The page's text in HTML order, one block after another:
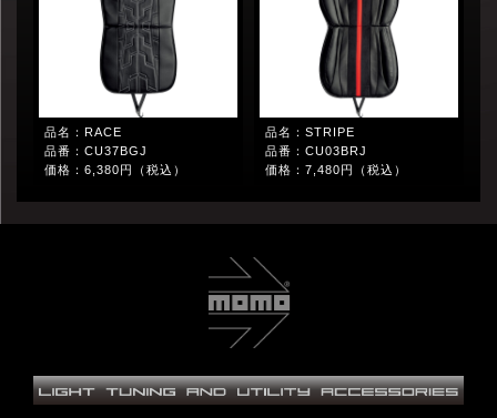
品名：RACE
品番：CU37BGJ
価格：6,380円（税込）
品名：STRIPE
品番：CU03BRJ
価格：7,480円（税込）